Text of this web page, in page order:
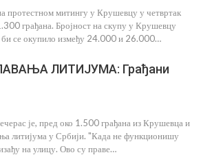
протестном митингу у Крушевцу у четвртак
грађана. Бројност на скупу у Крушевцу
би се окупило између 24.000 и 26.000…
ЛИТИЈУМА: Грађани
је, пред око 1.500 грађана из Крушевца и
литијума у Србији. "Када не функционишу
на улицу. Ово су праве…